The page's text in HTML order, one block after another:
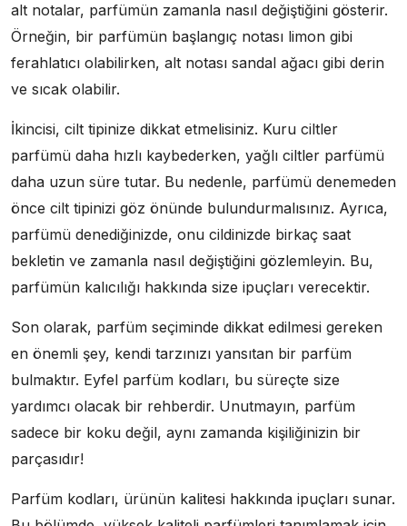
alt notalar, parfümün zamanla nasıl değiştiğini gösterir.
Örneğin, bir parfümün başlangıç notası limon gibi
ferahlatıcı olabilirken, alt notası sandal ağacı gibi derin
ve sıcak olabilir.
İkincisi, cilt tipinize dikkat etmelisiniz. Kuru ciltler
parfümü daha hızlı kaybederken, yağlı ciltler parfümü
daha uzun süre tutar. Bu nedenle, parfümü denemeden
önce cilt tipinizi göz önünde bulundurmalısınız. Ayrıca,
parfümü denediğinizde, onu cildinizde birkaç saat
bekletin ve zamanla nasıl değiştiğini gözlemleyin. Bu,
parfümün kalıcılığı hakkında size ipuçları verecektir.
Son olarak, parfüm seçiminde dikkat edilmesi gereken
en önemli şey, kendi tarzınızı yansıtan bir parfüm
bulmaktır. Eyfel parfüm kodları, bu süreçte size
yardımcı olacak bir rehberdir. Unutmayın, parfüm
sadece bir koku değil, aynı zamanda kişiliğinizin bir
parçasıdır!
Parfüm kodları, ürünün kalitesi hakkında ipuçları sunar.